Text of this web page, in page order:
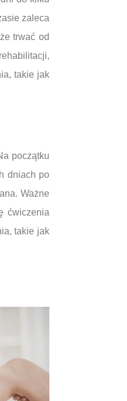
zaleca
trwać od
takie jak
początku
dniach po
Ważne
ćwiczenia
takie jak